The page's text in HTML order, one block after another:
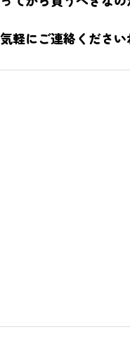
軽にご連絡くださ